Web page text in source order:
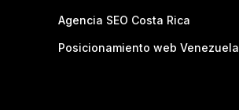
Agencia SEO Costa Rica
Posicionamiento web Venezuela